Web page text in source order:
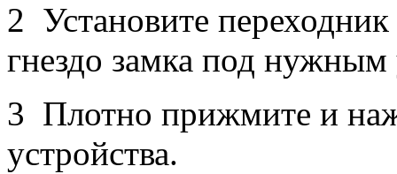
2 Установите переходник
гнездо замка под нужным
3 Плотно прижмите и
устройства.